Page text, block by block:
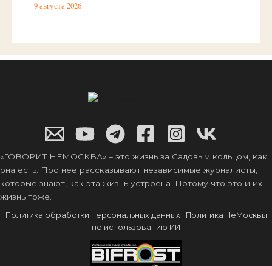
9 августа 2026
«ГОВОРИТ НЕМОСКВА» – это жизнь за Садовым кольцом, как
она есть. Про нее рассказывают независимые журналисты,
которые знают, как эта жизнь устроена. Потому что это и их
жизнь тоже.
Политика обработки персональных данных · Политика НеМосквы
по использованию ИИ